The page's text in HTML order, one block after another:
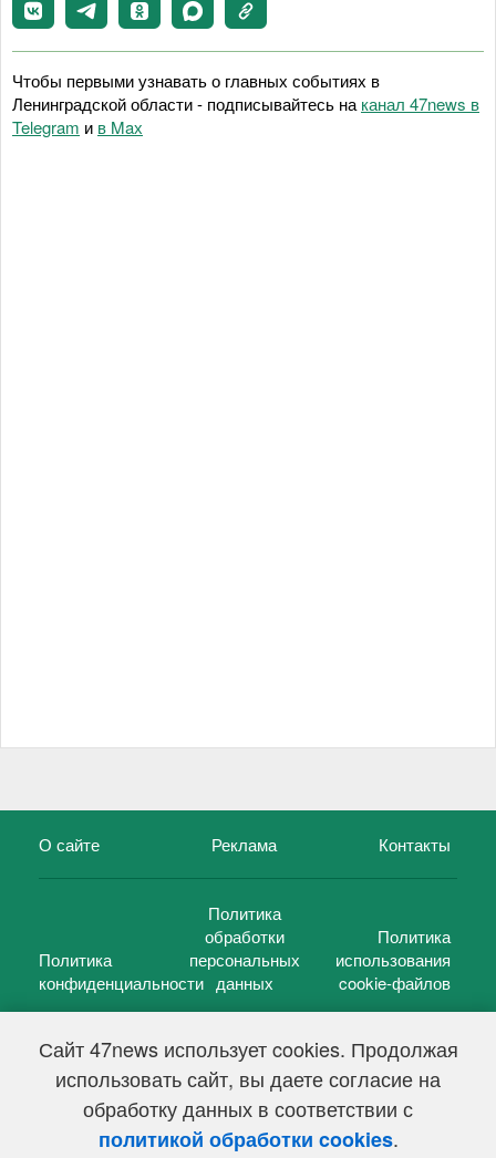
Сайт 47news использует cookies. Продолжая
использовать сайт, вы даете согласие на
обработку данных в соответствии с
политикой обработки cookies.
Чтобы первыми узнавать о главных событиях в
Ленинградской области - подписывайтесь на канал 47news в
Telegram и в Maх
О сайте Реклама Контакты
Политика
конфиденциальности
Политика
обработки
персональных
данных
Политика
использования
cookie-файлов
47 новостей (47 news)2005 — 2026 г.
Свидетельство о регистрации СМИ Эл № ФС 77-39848, выдано
Федеральной службой по надзору в сфере связи,
информационных технологий и массовых коммуникаций